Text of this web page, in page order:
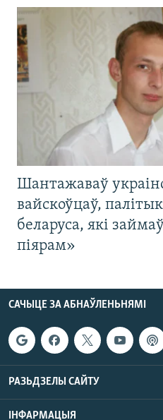
Шантажаваў
вайскоўцаў,
беларуса, які
піярам»
САЧЫЦЕ ЗА АБНАЎЛЕНЬНЯМІ
РАЗЬДЗЕЛЫ САЙТУ
ІНФАРМАЦЫЯ